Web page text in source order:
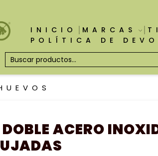
INICIO
MARCAS
POLÍTICA DE
ACERO